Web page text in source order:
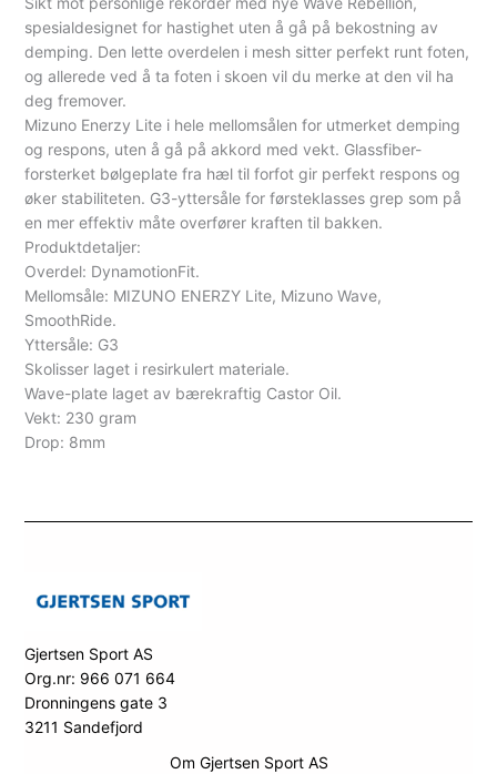
spesialdesignet for hastighet uten å gå på bekostning av
demping. Den lette overdelen i mesh sitter perfekt runt foten,
og allerede ved å ta foten i skoen vil du merke at den vil ha
deg fremover.
Mizuno Enerzy Lite i hele mellomsålen for utmerket demping
og respons, uten å gå på akkord med vekt. Glassfiber-
forsterket bølgeplate fra hæl til forfot gir perfekt respons og
øker stabiliteten. G3-yttersåle for førsteklasses grep som på
en mer effektiv måte overfører kraften til bakken.
Produktdetaljer:
Overdel: DynamotionFit.
Mellomsåle: MIZUNO ENERZY Lite, Mizuno Wave,
SmoothRide.
Yttersåle: G3
Skolisser laget i resirkulert materiale.
Wave-plate laget av bærekraftig Castor Oil.
Vekt: 230 gram
Drop: 8mm
Gjertsen Sport AS
Org.nr: 966 071 664
Dronningens gate 3
3211 Sandefjord
Om Gjertsen Sport AS